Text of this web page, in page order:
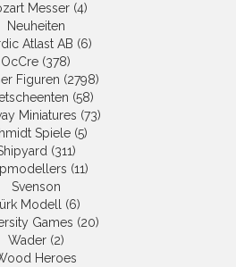
Messer (4)
Neuheiten
Atlast AB (6)
OcCre (378)
Figuren (2798)
(58)
Miniatures (73)
Spiele (5)
(311)
(11)
Svenson
Modell (6)
Games (20)
Wader (2)
Heroes